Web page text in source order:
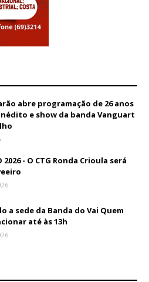
abre programação de 26 anos
e show da banda Vanguart
2026 - O CTG Ronda Crioula será
a sede da Banda do Vai Quem
até às 13h